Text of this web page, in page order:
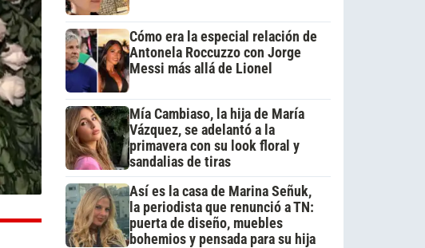
Cómo era la especial relación de
Antonela Roccuzzo con Jorge
Messi más allá de Lionel
Mía Cambiaso, la hija de María
Vázquez, se adelantó a la
primavera con su look floral y
sandalias de tiras
Así es la casa de Marina Señuk,
la periodista que renunció a TN:
puerta de diseño, muebles
bohemios y pensada para su hija